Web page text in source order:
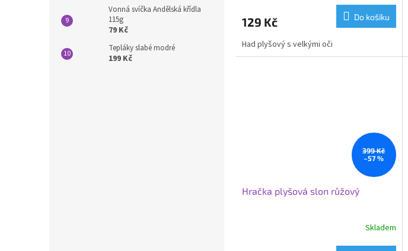
Vonná svíčka Andělská křídla
115g
79 Kč
Tepláky slabé modré
199 Kč
129 Kč Do košíku
Had plyšový s velkými oči
399 Kč
–57 %
Hračka plyšová slon růžový
Skladem